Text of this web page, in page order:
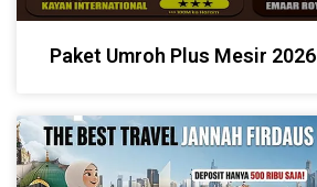
Paket Umroh Plus Mesir 2026